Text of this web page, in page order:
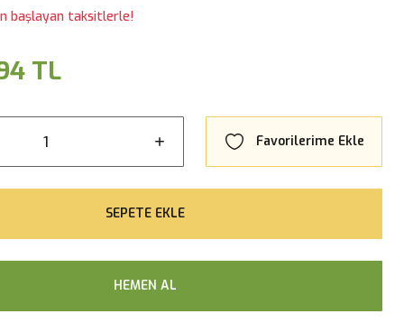
başlayan taksitlerle!
TL
SEPETE EKLE
HEMEN AL